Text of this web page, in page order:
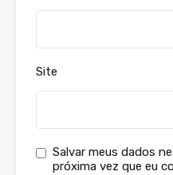
Site
Salvar meus dados
próxima vez que eu